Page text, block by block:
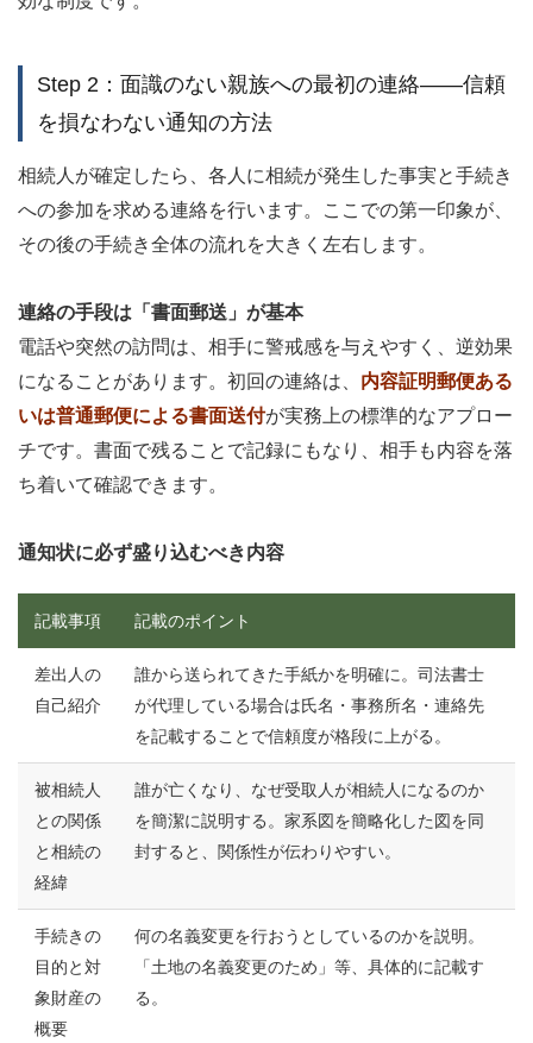
Step 2：面識のない親族への最初の連絡——信頼
を損なわない通知の方法
相続人が確定したら、各人に相続が発生した事実と手続き
への参加を求める連絡を行います。ここでの第一印象が、
その後の手続き全体の流れを大きく左右します。
連絡の手段は「書面郵送」が基本
電話や突然の訪問は、相手に警戒感を与えやすく、逆効果
になることがあります。初回の連絡は、 内容証明郵便ある
いは普通郵便による書面送付が実務上の標準的なアプロー
チです。書面で残ることで記録にもなり、相手も内容を落
ち着いて確認できます。
通知状に必ず盛り込むべき内容
記載事項 記載のポイント
差出人の
自己紹介
誰から送られてきた手紙かを明確に。司法書士
が代理している場合は氏名・事務所名・連絡先
を記載することで信頼度が格段に上がる。
被相続人
との関係
と相続の
経緯
誰が亡くなり、なぜ受取人が相続人になるのか
を簡潔に説明する。家系図を簡略化した図を同
封すると、関係性が伝わりやすい。
手続きの
目的と対
象財産の
概要
何の名義変更を行おうとしているのかを説明。
「土地の名義変更のため」等、具体的に記載す
る。